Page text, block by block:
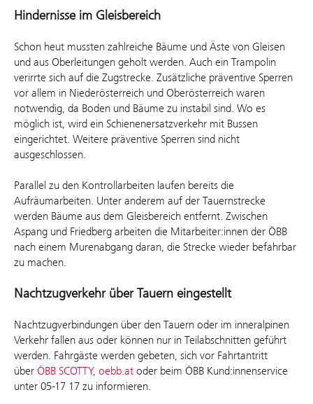
Hindernisse im Gleisbereich
Schon heut mussten zahlreiche Bäume und Äste von Gleisen
und aus Oberleitungen geholt werden. Auch ein Trampolin
verirrte sich auf die Zugstrecke. Zusätzliche präventive Sperren
vor allem in Niederösterreich und Oberösterreich waren
notwendig, da Boden und Bäume zu instabil sind. Wo es
möglich ist, wird ein Schienenersatzverkehr mit Bussen
eingerichtet. Weitere präventive Sperren sind nicht
ausgeschlossen.
Parallel zu den Kontrollarbeiten laufen bereits die
Aufräumarbeiten. Unter anderem auf der Tauernstrecke
werden Bäume aus dem Gleisbereich entfernt. Zwischen
Aspang und Friedberg arbeiten die Mitarbeiter:innen der ÖBB
nach einem Murenabgang daran, die Strecke wieder befahrbar
zu machen.
Nachtzugverkehr über Tauern eingestellt
Nachtzugverbindungen über den Tauern oder im inneralpinen
Verkehr fallen aus oder können nur in Teilabschnitten geführt
werden. Fahrgäste werden gebeten, sich vor Fahrtantritt
über ÖBB SCOTTY, oebb.at oder beim ÖBB Kund:innenservice
unter 05-17 17 zu informieren.